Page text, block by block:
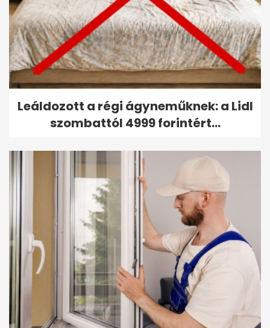
Leáldozott a régi ágyneműknek: a Lidl
szombattól 4999 forintért...